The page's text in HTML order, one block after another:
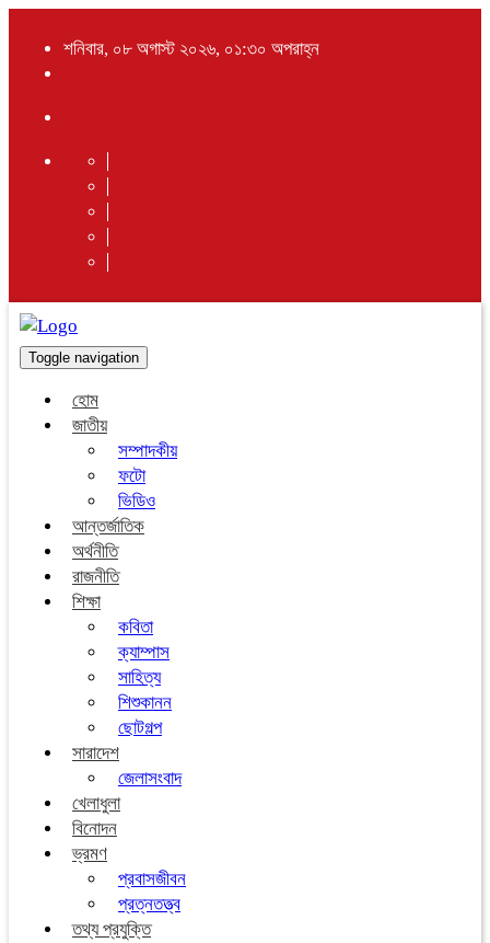
শনিবার, ০৮ অগাস্ট ২০২৬, ০১:৩০ অপরাহ্ন
Toggle navigation
হোম
জাতীয়
সম্পাদকীয়
ফটো
ভিডিও
আন্তর্জাতিক
অর্থনীতি
রাজনীতি
শিক্ষা
কবিতা
ক্যাম্পাস
সাহিত্য
শিশুকানন
ছোটগল্প
সারাদেশ
জেলাসংবাদ
খেলাধুলা
বিনোদন
ভ্রমণ
প্রবাসজীবন
প্রত্নতত্ত্ব
তথ্য প্রযুক্তি